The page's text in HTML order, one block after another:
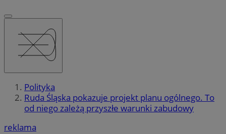
Polityka
Ruda Śląska pokazuje projekt planu ogólnego. To
od niego zależą przyszłe warunki zabudowy
reklama